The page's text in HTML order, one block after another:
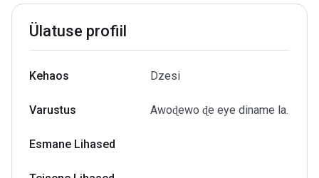
Ülatuse profiil
Kehaos Dzesi
Varustus Awoɖewo ɖe eye diname la.
Esmane Lihased